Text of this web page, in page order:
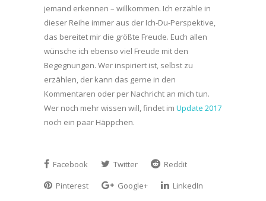
jemand erkennen – willkommen. Ich erzähle in
dieser Reihe immer aus der Ich-Du-Perspektive,
das bereitet mir die größte Freude. Euch allen
wünsche ich ebenso viel Freude mit den
Begegnungen. Wer inspiriert ist, selbst zu
erzählen, der kann das gerne in den
Kommentaren oder per Nachricht an mich tun.
Wer noch mehr wissen will, findet im Update 2017
noch ein paar Häppchen.
Facebook Twitter
Reddit
Pinterest
Google+
LinkedIn